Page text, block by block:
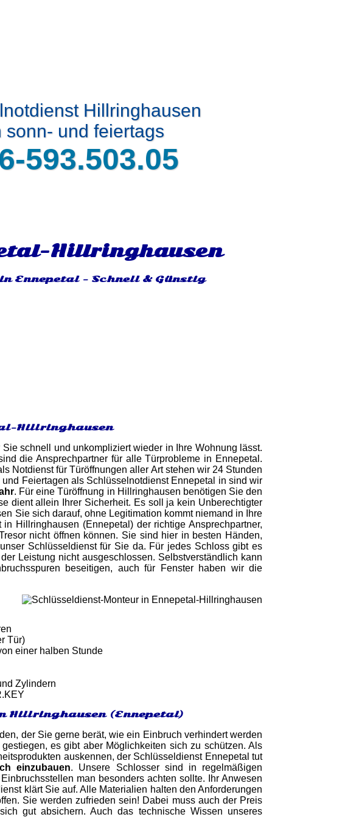
Hillringhausen
sonn- und feiertags
593.503.05
Hillringhausen
Ennepetal - Schnell & Günstig
Hillringhausen
schnell und unkompliziert wieder in Ihre Wohnung lässt.
die Ansprechpartner für alle Türprobleme in Ennepetal.
Notdienst für Türöffnungen aller Art stehen wir 24 Stunden
Feiertagen als Schlüsselnotdienst Ennepetal in sind wir
. Für eine Türöffnung in Hillringhausen benötigen Sie den
dient allein Ihrer Sicherheit. Es soll ja kein Unberechtigter
Sie sich darauf, ohne Legitimation kommt niemand in Ihre
Hillringhausen (Ennepetal) der richtige Ansprechpartner,
nicht öffnen können. Sie sind hier in besten Händen,
Schlüsseldienst für Sie da. Für jedes Schloss gibt es
Leistung nicht ausgeschlossen. Selbstverständlich kann
beseitigen, auch für Fenster haben wir die
Tür)
einer halben Stunde
Zylindern
Hillringhausen (Ennepetal)
der Sie gerne berät, wie ein Einbruch verhindert werden
es gibt aber Möglichkeiten sich zu schützen. Als
auskennen, der Schlüsseldienst Ennepetal tut
einzubauen. Unsere Schlosser sind in regelmäßigen
man besonders achten sollte. Ihr Anwesen
klärt Sie auf. Alle Materialien halten den Anforderungen
Sie werden zufrieden sein! Dabei muss auch der Preis
gut absichern. Auch das technische Wissen unseres